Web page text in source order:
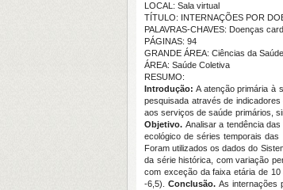
LOCAL: Sala virtual
TÍTULO: INTERNAÇÕES POR
PALAVRAS-CHAVES: Doenças
PÁGINAS: 94
GRANDE ÁREA: Ciências da Saúde
ÁREA: Saúde Coletiva
RESUMO:
Introdução: A atenção primária à
pesquisada através de
aos serviços de saúde primários,
Objetivo. Analisar a tendência
ecológico de séries temporais
Foram utilizados os dados do
da série histórica, com variação
com exceção da faixa etária de
-6,5). Conclusão. As internações